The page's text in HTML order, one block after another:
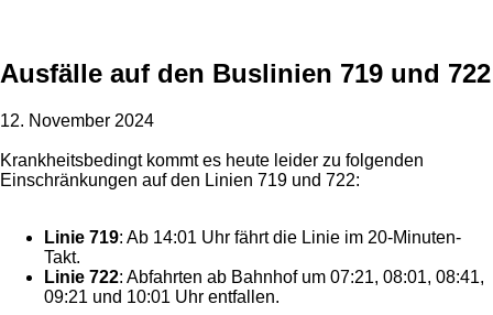
Ausfälle auf den Buslinien 719 und 722
12. November 2024
Krankheitsbedingt kommt es heute leider zu folgenden
Einschränkungen auf den Linien 719 und 722:
Linie 719: Ab 14:01 Uhr fährt die Linie im 20-Minuten-
Takt.
Linie 722: Abfahrten ab Bahnhof um 07:21, 08:01, 08:41,
09:21 und 10:01 Uhr entfallen.